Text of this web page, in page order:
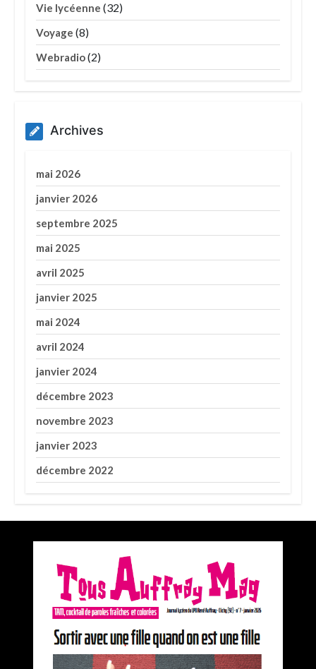
Vie lycéenne (32)
Voyage (8)
Webradio(2)
Archives
mai 2026
janvier 2026
septembre 2025
mai 2025
avril 2025
janvier 2025
mai 2024
avril 2024
janvier 2024
décembre 2023
novembre 2023
janvier 2023
décembre 2022
Premier prix du concours Médiatiks 2025 de
l’académie de Versailles pour Tous Auffray Mag